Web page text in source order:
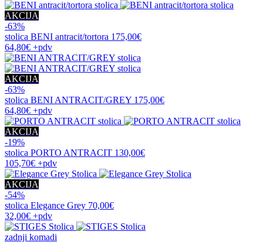
AKCIJA
-63%
stolica BENI antracit/tortora 175,00€
64,80€ +pdv
AKCIJA
-63%
stolica BENI ANTRACIT/GREY 175,00€
64,80€ +pdv
AKCIJA
-19%
stolica PORTO ANTRACIT 130,00€
105,70€ +pdv
AKCIJA
-54%
stolica Elegance Grey 70,00€
32,00€ +pdv
zadnji komadi